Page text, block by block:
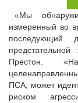
«Мы
измеренный во
последующий
Престон.
ПСА, может
риском